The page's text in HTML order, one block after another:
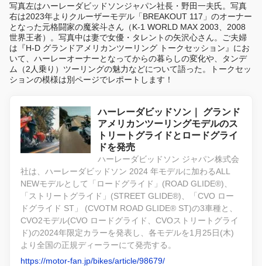
写真左はハーレーダビッドソンジャパン社長・野田一夫氏。写真
右は2023年よりクルーザーモデル「BREAKOUT 117」のオーナー
となった元格闘家の魔裟斗さん（K-1 WORLD MAX 2003、2008
世界王者）。写真中は妻で女優・タレントの矢沢心さん。ご夫婦
は『H-D グランドアメリカンツーリング トークセッション』にお
いて、ハーレーオーナーとなってからの暮らしの変化や、タンデ
ム（2人乗り）ツーリングの魅力などについて語った。トークセッ
ションの模様は別ページでレポートします！
ハーレーダビッドソン｜ グランド
アメリカンツーリングモデルのス
トリートグライドとロードグライ
ドを発売
ハーレーダビッドソン ジャパン株式会
社は、ハーレーダビッドソン 2024 年モデルに加わるALL
NEWモデルとして「ロードグライド」(ROAD GLIDE®)、
「ストリートグライド」(STREET GLIDE®)、「CVO ロー
ドグライド ST」 (CVOTM ROAD GLIDE® ST)の3車種と、
CVO2モデル(CVO ロードグライド、CVOストリートグライ
ド)の2024年限定カラーを発表し、各モデルを1月25日(木)
より全国の正規ディーラーにて発売する。
https://motor-fan.jp/bikes/article/98679/